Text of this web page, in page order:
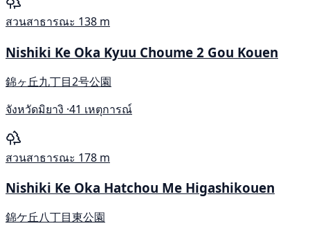
สวนสาธารณะ 138 m
Nishiki Ke Oka Kyuu Choume 2 Gou Kouen
錦ヶ丘九丁目2号公園
จังหวัดมิยางิ ·41 เหตุการณ์
สวนสาธารณะ 178 m
Nishiki Ke Oka Hatchou Me Higashikouen
錦ケ丘八丁目東公園